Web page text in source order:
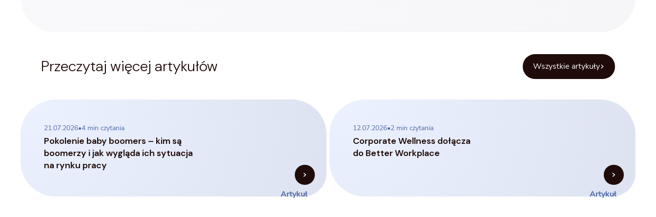
Przeczytaj więcej artykułów Wszystkie artykuły
21.07.2026•4 min czytania
Pokolenie baby boomers – kim są
boomerzy i jak wygląda ich sytuacja
na rynku pracy
Artykuł
12.07.2026•2 min czytania
Corporate Wellness dołącza
do Better Workplace
Artykuł